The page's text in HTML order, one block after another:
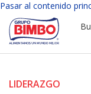
Pasar al contenido
LIDERAZGO